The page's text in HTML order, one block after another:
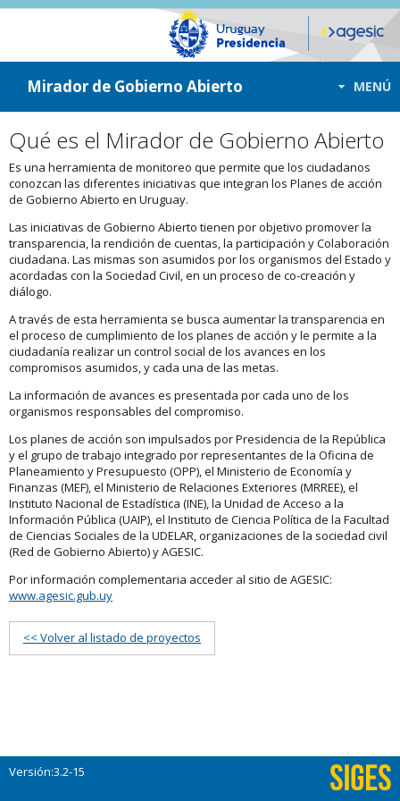
ir a contenido
ir al menú
Mirador de Gobierno Abierto MENÚ
Qué es el Mirador de Gobierno Abierto
Es una herramienta de monitoreo que permite que los ciudadanos
conozcan las diferentes iniciativas que integran los Planes de acción
de Gobierno Abierto en Uruguay.
Las iniciativas de Gobierno Abierto tienen por objetivo promover la
transparencia, la rendición de cuentas, la participación y Colaboración
ciudadana. Las mismas son asumidos por los organismos del Estado y
acordadas con la Sociedad Civil, en un proceso de co-creación y
diálogo.
A través de esta herramienta se busca aumentar la transparencia en
el proceso de cumplimiento de los planes de acción y le permite a la
ciudadanía realizar un control social de los avances en los
compromisos asumidos, y cada una de las metas.
La información de avances es presentada por cada uno de los
organismos responsables del compromiso.
Los planes de acción son impulsados por Presidencia de la República
y el grupo de trabajo integrado por representantes de la Oficina de
Planeamiento y Presupuesto (OPP), el Ministerio de Economía y
Finanzas (MEF), el Ministerio de Relaciones Exteriores (MRREE), el
Instituto Nacional de Estadística (INE), la Unidad de Acceso a la
Información Pública (UAIP), el Instituto de Ciencia Política de la Facultad
de Ciencias Sociales de la UDELAR, organizaciones de la sociedad civil
(Red de Gobierno Abierto) y AGESIC.
Por información complementaria acceder al sitio de AGESIC:
www.agesic.gub.uy
<< Volver al listado de proyectos
Versión:3.2-15